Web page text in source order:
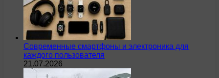
Современные смартфоны и электроника для
каждого пользователя
21.07.2026